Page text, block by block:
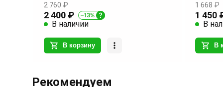
Рекомендуем
2 760 ₽
2 400 ₽
В наличии
В корзину
1 668 ₽
1 450
В
В
of